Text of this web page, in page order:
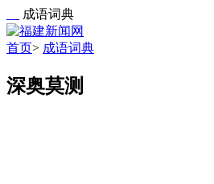
成语词典
首页> 成语词典
深奥莫测